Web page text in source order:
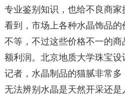
专业鉴别知识，也给不良商
看到，市场上各种水晶饰品
不等，不过这些价格不一的
额利润。北京地质大学珠宝
记者，水晶制品的猫腻非常
无法辨别水晶是天然开采还